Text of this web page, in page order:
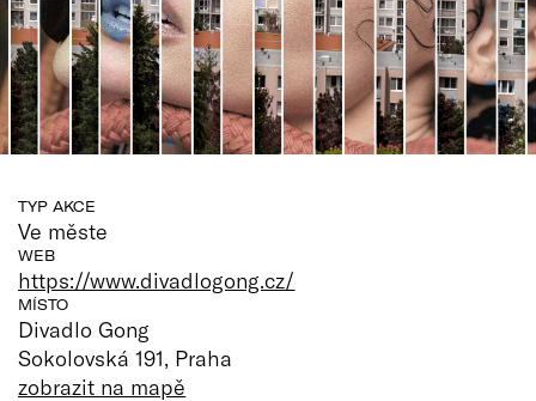
TYP AKCE
Ve měste
WEB
https://www.divadlogong.cz/
MÍSTO
Divadlo Gong
Sokolovská 191, Praha
zobrazit na mapě